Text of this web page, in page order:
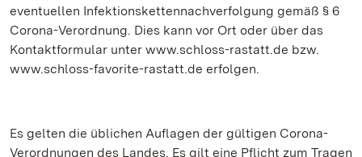
eventuellen Infektionskettennachverfolgung gemäß § 6
Corona-Verordnung. Dies kann vor Ort oder über das
Kontaktformular unter www.schloss-rastatt.de bzw.
www.schloss-favorite-rastatt.de erfolgen.
Es gelten die üblichen Auflagen der gültigen Corona-
Verordnungen des Landes. Es gilt eine Pflicht zum Tragen